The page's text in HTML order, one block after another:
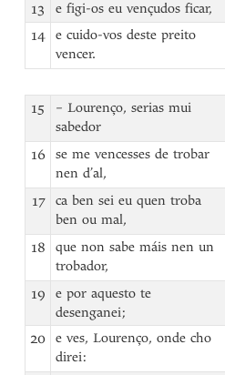
13 e figi-os eu vençudos ficar,
14
e cuido-vos deste preito
vencer.
15
– Lourenço, serias mui
sabedor
16
se me vencesses de trobar
nen d’al,
17
ca ben sei eu quen troba
ben ou mal,
18
que non sabe máis nen un
trobador,
19
e por aquesto te
desenganei;
20
e ves, Lourenço, onde cho
direi: